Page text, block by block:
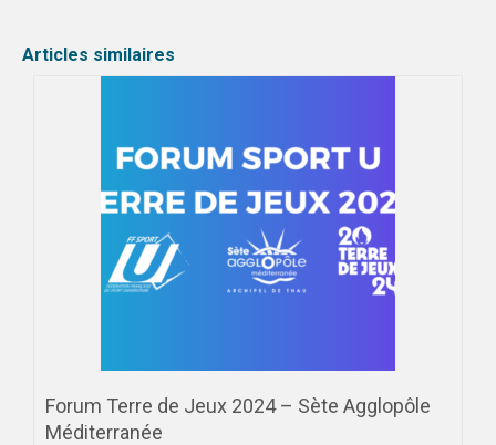
TOULOUSE
NUITS SPORTIVES MONTPELLIER
NUITS SPORTIVES TOULOUSE
FORMATION
MONTPELLIER
COMMUNICATION
PHOTOTHÈQUE
Articles similaires
Forum Terre de Jeux 2024 – Sète Agglopôle
Méditerranée